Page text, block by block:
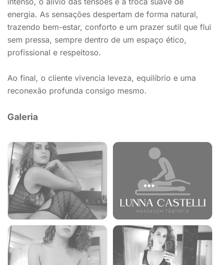
energia. As sensações despertam de forma natural,
trazendo bem-estar, conforto e um prazer sutil que flui
sem pressa, sempre dentro de um espaço ético,
profissional e respeitoso.
Ao final, o cliente vivencia leveza, equilíbrio e uma
reconexão profunda consigo mesmo.
Galeria